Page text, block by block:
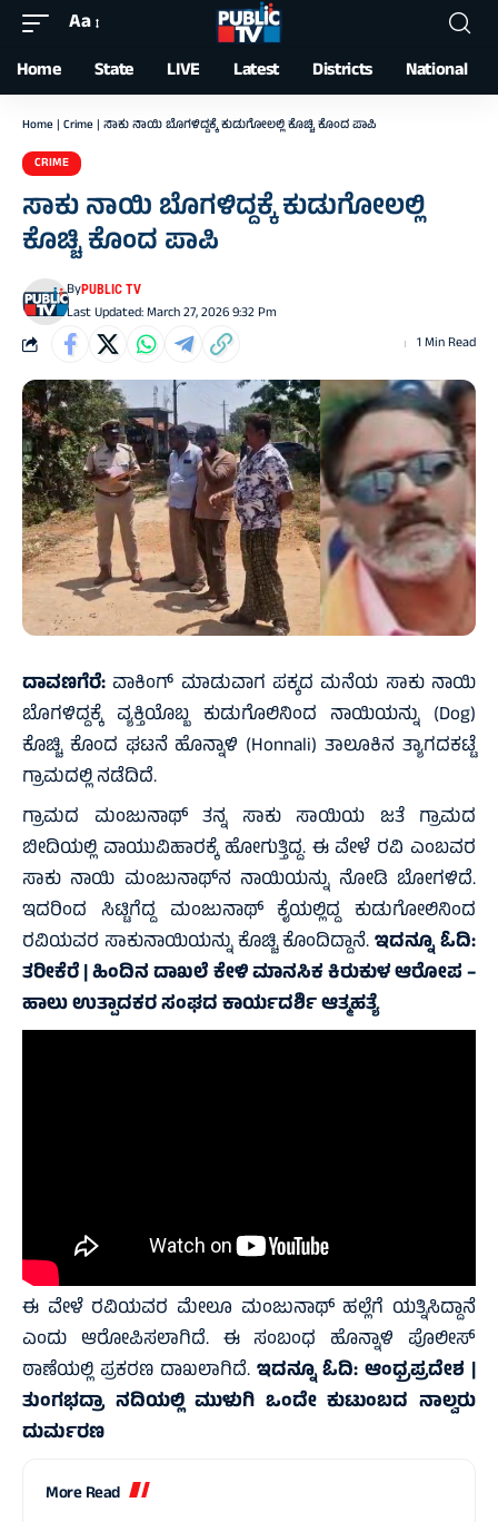
Font
Resizer
Aa
Home State LIVE Latest Districts National
Home | Crime | ಸಾಕು ನಾಯಿ ಬೊಗಳಿದ್ದಕ್ಕೆ ಕುಡುಗೋಲಲ್ಲಿ ಕೊಚ್ಚಿ ಕೊಂದ ಪಾಪಿ
CRIME
ಸಾಕು ನಾಯಿ ಬೊಗಳಿದ್ದಕ್ಕೆ ಕುಡುಗೋಲಲ್ಲಿ
ಕೊಚ್ಚಿ ಕೊಂದ ಪಾಪಿ
Last Updated: March 27, 2026 9:32 Pm
ByPUBLIC TV
1 Min Read
ದಾವಣಗೆರೆ: ವಾಕಿಂಗ್ ಮಾಡುವಾಗ ಪಕ್ಕದ ಮನೆಯ ಸಾಕು ನಾಯಿ
ಬೊಗಳಿದ್ದಕ್ಕೆ ವ್ಯಕ್ತಿಯೊಬ್ಬ ಕುಡುಗೊಲಿನಿಂದ ನಾಯಿಯನ್ನು (Dog)
ಕೊಚ್ಚಿ ಕೊಂದ ಘಟನೆ ಹೊನ್ನಾಳಿ (Honnali) ತಾಲೂಕಿನ ತ್ಯಾಗದಕಟ್ಟೆ
ಗ್ರಾಮದಲ್ಲಿ ನಡೆದಿದೆ.
ಗ್ರಾಮದ ಮಂಜುನಾಥ್ ತನ್ನ ಸಾಕು ಸಾಯಿಯ ಜತೆ ಗ್ರಾಮದ
ಬೀದಿಯಲ್ಲಿ ವಾಯುವಿಹಾರಕ್ಕೆ ಹೋಗುತ್ತಿದ್ದ. ಈ ವೇಳೆ ರವಿ ಎಂಬವರ
ಸಾಕು ನಾಯಿ ಮಂಜುನಾಥ್‌ನ ನಾಯಿಯನ್ನು ನೋಡಿ ಬೋಗಳಿದೆ.
ಇದರಿಂದ ಸಿಟ್ಟಿಗೆದ್ದ ಮಂಜುನಾಥ್ ಕೈಯಲ್ಲಿದ್ದ ಕುಡುಗೋಲಿನಿಂದ
ರವಿಯವರ ಸಾಕುನಾಯಿಯನ್ನು ಕೊಚ್ಚಿ ಕೊಂದಿದ್ದಾನೆ.ಇದನ್ನೂ ಓದಿ:
ತರೀಕೆರೆ | ಹಿಂದಿನ ದಾಖಲೆ ಕೇಳಿ ಮಾನಸಿಕ ಕಿರುಕುಳ ಆರೋಪ –
ಹಾಲು ಉತ್ಪಾದಕರ ಸಂಘದ ಕಾರ್ಯದರ್ಶಿ ಆತ್ಮಹತ್ಯೆ
ಈ ವೇಳೆ ರವಿಯವರ ಮೇಲೂ ಮಂಜುನಾಥ್‌ ಹಲ್ಲೆಗೆ ಯತ್ನಿಸಿದ್ದಾನೆ
ಎಂದು ಆರೋಪಿಸಲಾಗಿದೆ. ಈ ಸಂಬಂಧ ಹೊನ್ನಾಳಿ ಪೊಲೀಸ್‌
ಠಾಣೆಯಲ್ಲಿ ಪ್ರಕರಣ ದಾಖಲಾಗಿದೆ. ಇದನ್ನೂ ಓದಿ:ಆಂಧ್ರಪ್ರದೇಶ |
ತುಂಗಭದ್ರಾ ನದಿಯಲ್ಲಿ ಮುಳುಗಿ ಒಂದೇ ಕುಟುಂಬದ ನಾಲ್ವರು
ದುರ್ಮರಣ
More Read